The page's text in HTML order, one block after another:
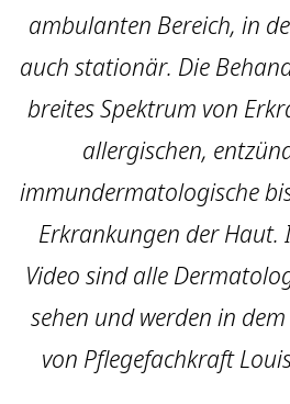
ambulanten Bereich, in
auch stationär. Die
breites Spektrum von
allergischen,
immundermatologische
Erkrankungen der Haut.
Video sind alle
sehen und werden in
von Pflegefachkraft